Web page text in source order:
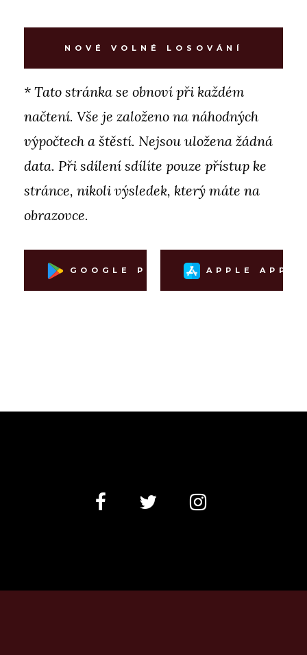
NOVÉ VOLNÉ LOSOVÁNÍ
* Tato stránka se obnoví při každém
načtení. Vše je založeno na náhodných
výpočtech a štěstí. Nejsou uložena žádná
data. Při sdílení sdílíte pouze přístup ke
stránce, nikoli výsledek, který máte na
obrazovce.
GOOGLE PLAY APPLE APP